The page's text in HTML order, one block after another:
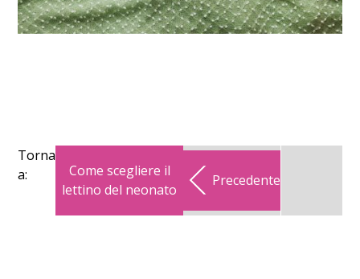
Torna
a:
Come scegliere il
lettino del neonato
Precedente